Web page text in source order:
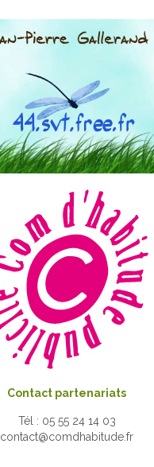
Contact partenariats
Tél : 05 55 24 14 03
contact@comdhabitude.fr